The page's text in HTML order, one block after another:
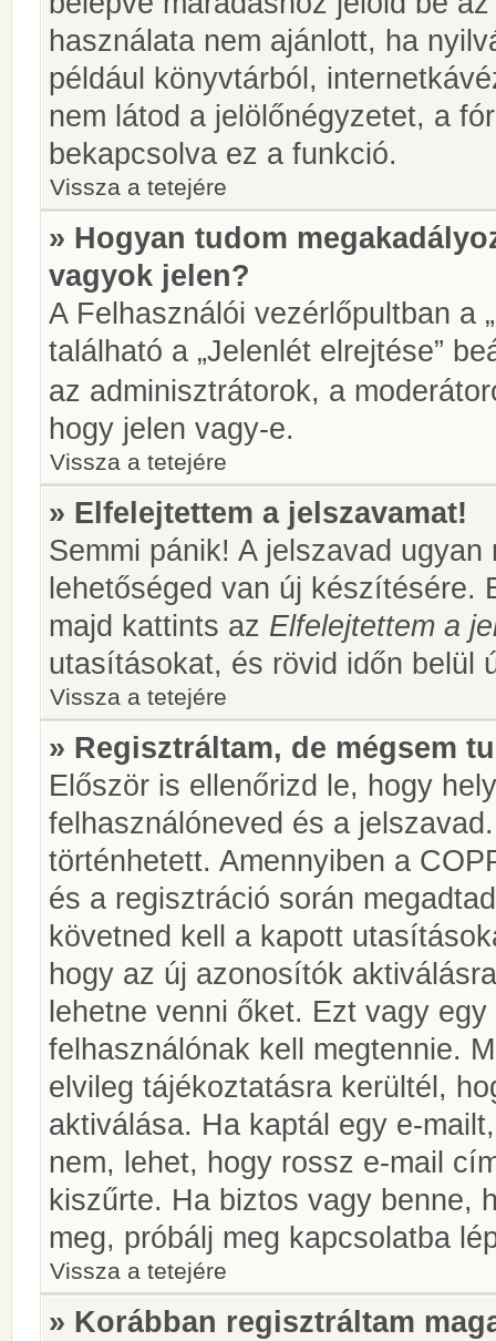
használata nem ajánlott, ha
például könyvtárból,
nem látod a jelölőnégyzetet, a
bekapcsolva ez a funkció.
Vissza a tetejére
» Hogyan tudom
vagyok jelen?
A Felhasználói vezérlőpultban a
található a „Jelenlét elrejtése”
az adminisztrátorok, a
hogy jelen vagy-e.
Vissza a tetejére
» Elfelejtettem a jelszavamat!
Semmi pánik! A jelszavad
lehetőséged van új készítésére.
majd kattints az Elfelejtettem a
utasításokat, és rövid időn belül
Vissza a tetejére
» Regisztráltam, de mégsem
Először is ellenőrizd le, hogy
felhasználóneved és a
történhetett. Amennyiben a
és a regisztráció során
követned kell a kapott
hogy az új azonosítók
lehetne venni őket. Ezt vagy
felhasználónak kell megtennie.
elvileg tájékoztatásra kerültél,
aktiválása. Ha kaptál egy e-
nem, lehet, hogy rossz e-mail
kiszűrte. Ha biztos vagy benne,
meg, próbálj meg kapcsolatba
Vissza a tetejére
» Korábban regisztráltam